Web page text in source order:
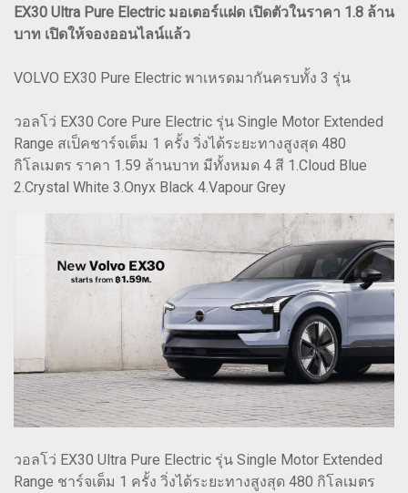
EX30 Ultra Pure Electric มอเตอร์แฝด เปิดตัวในราคา 1.8 ล้าน
บาท เปิดให้จองออนไลน์แล้ว
VOLVO EX30 Pure Electric พาเหรดมากันครบทั้ง 3 รุ่น
วอลโว่ EX30 Core Pure Electric รุ่น Single Motor Extended
Range สเป็คชาร์จเต็ม 1 ครั้ง วิ่งได้ระยะทางสูงสุด 480
กิโลเมตร ราคา 1.59 ล้านบาท มีทั้งหมด 4 สี 1.Cloud Blue
2.Crystal White 3.Onyx Black 4.Vapour Grey
วอลโว่ EX30 Ultra Pure Electric รุ่น Single Motor Extended
Range ชาร์จเต็ม 1 ครั้ง วิ่งได้ระยะทางสูงสุด 480 กิโลเมตร